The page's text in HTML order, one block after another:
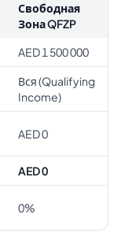
Свободная
Зона QFZP
AED 1 500 000
Вся (Qualifying
Income)
AED 0
AED 0
0%